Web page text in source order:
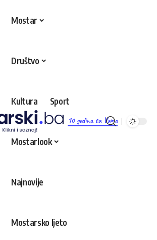
10 godina sa Vama
Mostar
Društvo
Kultura Sport
Mostarlook
Najnovije
Mostarsko ljeto